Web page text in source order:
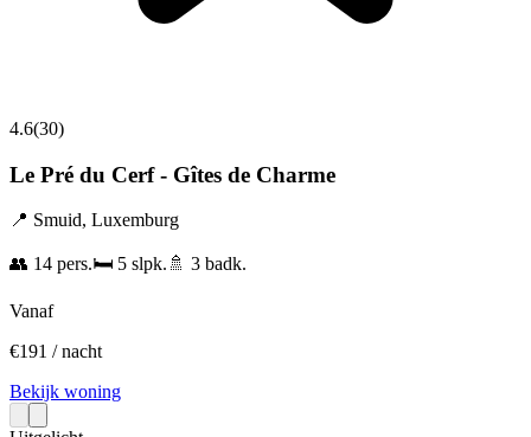
4.6(30)
Le Pré du Cerf - Gîtes de Charme
📍 Smuid, Luxemburg
👥 14 pers.🛏️ 5 slpk. 🚿 3 badk.
Vanaf
€191 / nacht
Bekijk woning